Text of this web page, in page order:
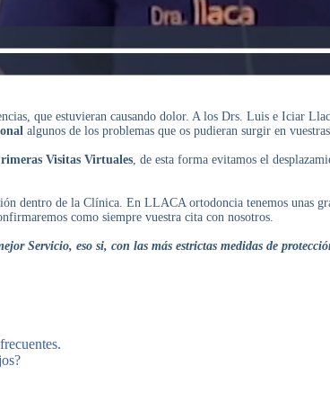
que estuvieran causando dolor. A los Drs. Luis e Iciar
algunos de los problemas que os pudieran surgir en
Visitas Virtuales , de esta forma evitamos el
dentro de la Clínica. En LLACA ortodoncia tenemos unas
como siempre vuestra cita con nosotros.
Servicio, eso si, con las más estrictas medidas de